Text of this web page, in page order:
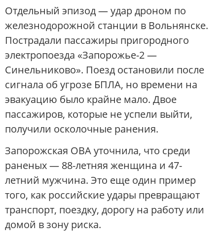
Отдельный эпизод — удар дроном по
железнодорожной станции в Вольнянске.
Пострадали пассажиры пригородного
электропоезда «Запорожье-2 —
Синельниково». Поезд остановили после
сигнала об угрозе БПЛА, но времени на
эвакуацию было крайне мало. Двое
пассажиров, которые не успели выйти,
получили осколочные ранения.
Запорожская ОВА уточнила, что среди
раненых — 88-летняя женщина и 47-
летний мужчина. Это еще один пример
того, как российские удары превращают
транспорт, поездку, дорогу на работу или
домой в зону риска.